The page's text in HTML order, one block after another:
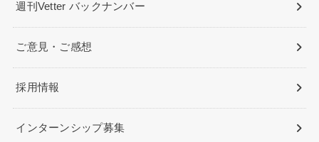
週刊Vetter バックナンバー
ご意見・ご感想
採用情報
インターンシップ募集